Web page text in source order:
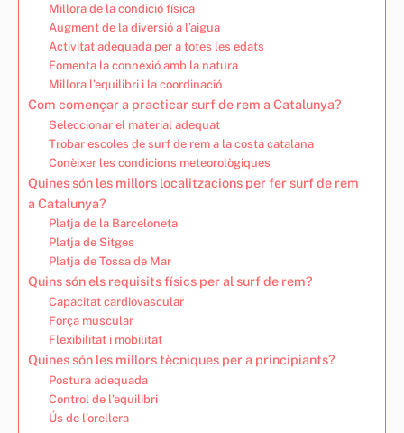
Millora de la condició física
Augment de la diversió a l’aigua
Activitat adequada per a totes les edats
Fomenta la connexió amb la natura
Millora l’equilibri i la coordinació
Com començar a practicar surf de rem a Catalunya?
Seleccionar el material adequat
Trobar escoles de surf de rem a la costa catalana
Conèixer les condicions meteorològiques
Quines són les millors localitzacions per fer surf de rem
a Catalunya?
Platja de la Barceloneta
Platja de Sitges
Platja de Tossa de Mar
Quins són els requisits físics per al surf de rem?
Capacitat cardiovascular
Força muscular
Flexibilitat i mobilitat
Quines són les millors tècniques per a principiants?
Postura adequada
Control de l’equilibri
Ús de l’orellera